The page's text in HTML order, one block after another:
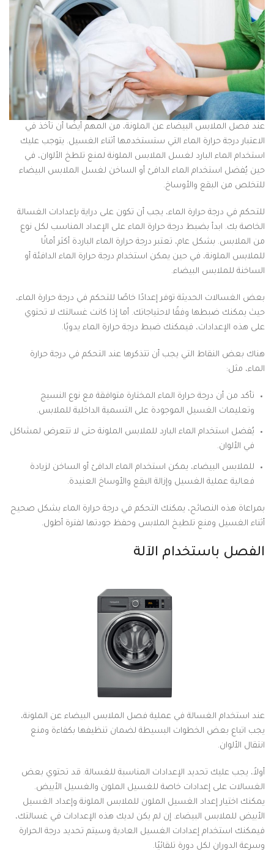
عند فصل الملابس البيضاء عن الملونة، من المهم أيضًا أن تأخذ في
الاعتبار درجة حرارة الماء التي ستستخدمها أثناء الغسيل. يتوجب عليك
استخدام الماء البارد لغسل الملابس الملونة لمنع تلطخ الألوان، في
حين يُفضل استخدام الماء الدافئ أو الساخن لغسل الملابس البيضاء
للتخلص من البقع والأوساخ.
للتحكم في درجة حرارة الماء، يجب أن تكون على دراية بإعدادات الغسالة
الخاصة بك. ابدأ بضبط درجة حرارة الماء على الإعداد المناسب لكل نوع
من الملابس. بشكل عام، تعتبر درجة حرارة الماء الباردة أكثر أمانًا
للملابس الملونة، في حين يمكن استخدام درجة حرارة الماء الدافئة أو
الساخنة للملابس البيضاء.
بعض الغسالات الحديثة توفر إعدادًا خاصًا للتحكم في درجة حرارة الماء،
حيث يمكنك ضبطها وفقًا لاحتياجاتك. أما إذا كانت غسالتك لا تحتوي
على هذه الإعدادات، فيمكنك ضبط درجة حرارة الماء يدويًا.
هناك بعض النقاط التي يجب أن تتذكرها عند التحكم في درجة حرارة
الماء، مثل:
تأكد من أن درجة حرارة الماء المختارة متوافقة مع نوع النسيج
وتعليمات الغسيل الموجودة على التسمية الداخلية للملابس.
يُفضل استخدام الماء البارد للملابس الملونة حتى لا تتعرض لمشاكل
في الألوان.
للملابس البيضاء، يمكن استخدام الماء الدافئ أو الساخن لزيادة
فعالية عملية الغسيل وإزالة البقع والأوساخ العنيدة.
بمراعاة هذه النصائح، يمكنك التحكم في درجة حرارة الماء بشكل صحيح
أثناء الغسيل ومنع تلطيخ الملابس وحفظ جودتها لفترة أطول.
الفصل باستخدام الآلة
عند استخدام الغسالة في عملية فصل الملابس البيضاء عن الملونة،
يجب اتباع بعض الخطوات البسيطة لضمان تنظيفها بكفاءة ومنع
انتقال الألوان.
أولاً، يجب عليك تحديد الإعدادات المناسبة للغسالة. قد تحتوي بعض
الغسالات على إعدادات خاصة للغسيل الملون والغسيل الأبيض.
يمكنك اختيار إعداد الغسيل الملون للملابس الملونة وإعداد الغسيل
الأبيض للملابس البيضاء. إن لم يكن لديك هذه الإعدادات في غسالتك،
فيمكنك استخدام إعدادات الغسيل العادية وسيتم تحديد درجة الحرارة
وسرعة الدوران لكل دورة تلقائيًا.